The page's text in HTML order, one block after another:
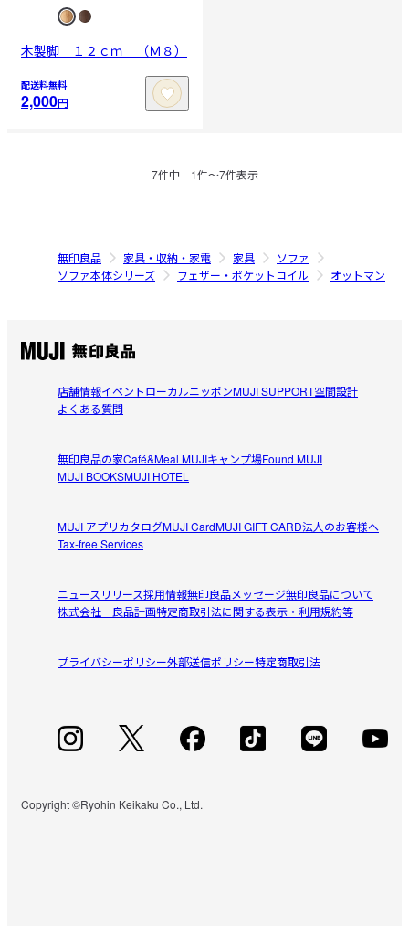
木製脚 １２ｃｍ （Ｍ８）
配送料無料
2,000円
7件中 1件〜7件表示
無印良品 家具・収納・家電 家具
ソファ
ソファ本体シリーズ
フェザー・ポケットコイル オットマン
店舗情報イベントローカルニッポンMUJI SUPPORT空間設計
よくある質問
無印良品の家Café&Meal MUJIキャンプ場Found MUJI
MUJI BOOKSMUJI HOTEL
MUJI アプリカタログMUJI CardMUJI GIFT CARD法人のお客様へ
Tax-free Services
ニュースリリース採用情報無印良品メッセージ無印良品について
株式会社 良品計画特定商取引法に関する表示・利用規約等
プライバシーポリシー外部送信ポリシー特定商取引法
Copyright ©Ryohin Keikaku Co., Ltd.